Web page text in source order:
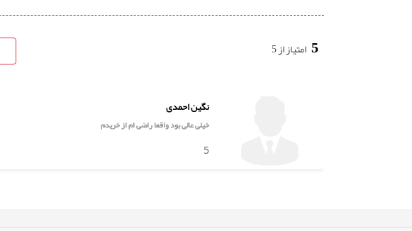
5 امتیاز از 5
نگین احمدی
خیلی عالی بود واقعا راضی ام از خریدم
5